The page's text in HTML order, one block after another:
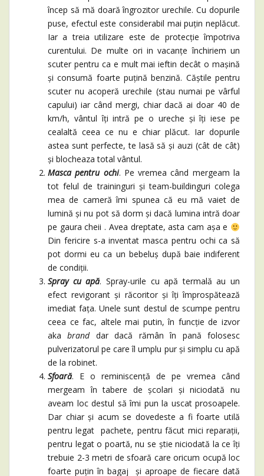
încep să mă doară îngrozitor urechile. Cu dopurile
puse, efectul este considerabil mai puțin neplăcut.
Iar a treia utilizare este de protecție împotriva
curentului. De multe ori in vacanțe închiriem un
scuter pentru ca e mult mai ieftin decât o mașină
și consumă foarte puțină benzină. Căștile pentru
scuter nu acoperă urechile (stau numai pe vârful
capului) iar când mergi, chiar dacă ai doar 40 de
km/h, vântul îți intră pe o ureche și îți iese pe
cealaltă ceea ce nu e chiar plăcut. Iar dopurile
astea sunt perfecte, te lasă să și auzi (cât de cât)
și blocheaza total vântul.
Masca pentru ochi. Pe vremea când mergeam la
tot felul de traininguri și team-buildinguri colega
mea de cameră îmi spunea că eu mă vaiet de
lumină și nu pot să dorm și dacă lumina intră doar
pe gaura cheii . Avea dreptate, asta cam așa e
Din fericire s-a inventat masca pentru ochi ca să
pot dormi eu ca un bebeluș după baie indiferent
de condiții.
Spray cu apă. Spray-urile cu apă termală au un
efect revigorant și răcoritor și îți împrospătează
imediat fața. Unele sunt destul de scumpe pentru
ceea ce fac, altele mai putin, în funcție de izvor
akabranddar dacă rămân în pană folosesc
pulverizatorul pe care îl umplu pur și simplu cu apă
de la robinet.
Sfoară. E o reminiscență de pe vremea când
mergeam în tabere de școlari și niciodată nu
aveam loc destul să îmi pun la uscat prosoapele.
Dar chiar și acum se dovedeste a fi foarte utilă
pentru legat pachete, pentru făcut mici reparații,
pentru legat o poartă, nu se știe niciodată la ce îți
trebuie 2-3 metri de sfoară care oricum ocupă loc
foarte puțin în bagaj și aproape de fiecare dată